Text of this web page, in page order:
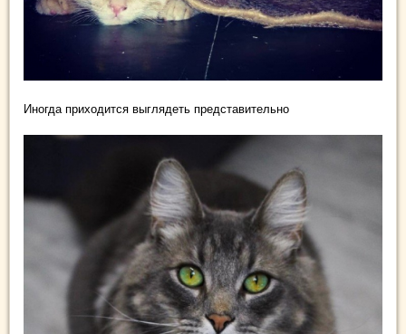
Иногда приходится выглядеть представительно